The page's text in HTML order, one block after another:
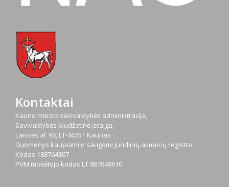
Kontaktai
Kauno miesto savivaldybės administracija,
Savivaldybės biudžetinė įstaiga,
Laisvės al. 96, LT-44251 Kaunas
Duomenys kaupiami ir saugomi Juridinių asmenų registre
Kodas 188764867
PVM mokėtojo kodas LT 887648610